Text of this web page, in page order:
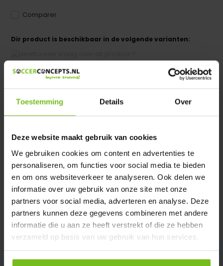
Toestemming Details Over
Deze website maakt gebruik van cookies
We gebruiken cookies om content en advertenties te
personaliseren, om functies voor social media te bieden
en om ons websiteverkeer te analyseren. Ook delen we
informatie over uw gebruik van onze site met onze
partners voor social media, adverteren en analyse. Deze
partners kunnen deze gegevens combineren met andere
informatie die u aan ze heeft verstrekt of die ze hebben
verzameld op basis van uw gebruik van hun services.
Comparer
Dir product is beschikbaar in de volgende varianten:
Heeft u een vraag over dit product ?
We helpen u graag met meer informatie
Spécifications
Évaluations
Partager